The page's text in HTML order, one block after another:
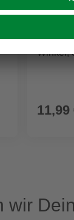
CORNAT
Winkel,
11,99